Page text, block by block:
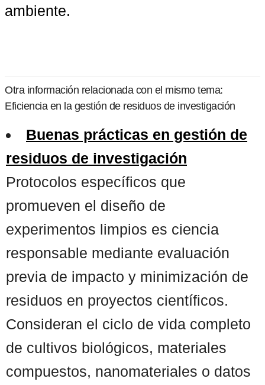
ambiente.
Otra información relacionada con el mismo tema:
Eficiencia en la gestión de residuos de investigación
Buenas prácticas en gestión de
residuos de investigación
Protocolos específicos que
promueven el diseño de
experimentos limpios es ciencia
responsable mediante evaluación
previa de impacto y minimización de
residuos en proyectos científicos.
Consideran el ciclo de vida completo
de cultivos biológicos, materiales
compuestos, nanomateriales o datos